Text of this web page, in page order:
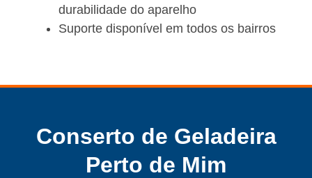
durabilidade do aparelho
Suporte disponível em todos os bairros
Conserto de Geladeira
Perto de Mim